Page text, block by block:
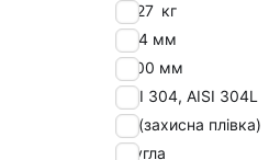
1,527 кг
42,4 мм
6000 мм
AISI 304, AISI 304L
РЕ (захисна плівка)
кругла